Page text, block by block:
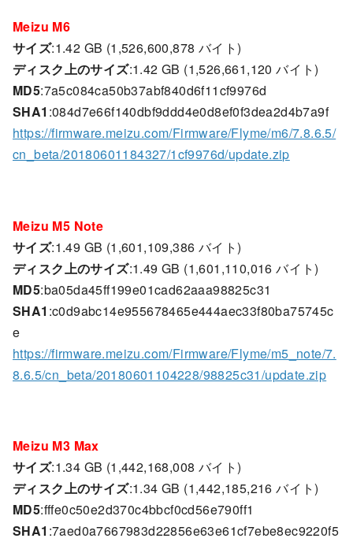
Meizu M6
サイズ:1.42 GB (1,526,600,878 バイト)
ディスク上のサイズ:1.42 GB (1,526,661,120 バイト)
MD5:7a5c084ca50b37abf840d6f11cf9976d
SHA1 :084d7e66f140dbf9ddd4e0d8ef0f3dea2d4b7a9f
https://firmware.meizu.com/Firmware/Flyme/m6/7.8.6.5/
cn_beta/20180601184327/1cf9976d/update.zip
Meizu M5 Note
サイズ:1.49 GB (1,601,109,386 バイト)
ディスク上のサイズ:1.49 GB (1,601,110,016 バイト)
MD5:ba05da45ff199e01cad62aaa98825c31
SHA1 :c0d9abc14e955678465e444aec33f80ba75745c
e
https://firmware.meizu.com/Firmware/Flyme/m5_note/7.
8.6.5/cn_beta/20180601104228/98825c31/update.zip
Meizu M3 Max
サイズ:1.34 GB (1,442,168,008 バイト)
ディスク上のサイズ:1.34 GB (1,442,185,216 バイト)
MD5:fffe0c50e2d370c4bbcf0cd56e790ff1
SHA1 :7aed0a7667983d22856e63e61cf7ebe8ec9220f5